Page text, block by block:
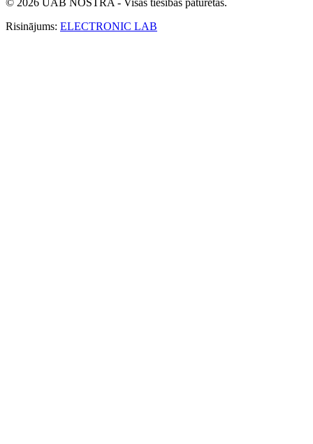
© 2026 UAB NOSTRA - Visas tiesības paturētas.
Risinājums: ELECTRONIC LAB